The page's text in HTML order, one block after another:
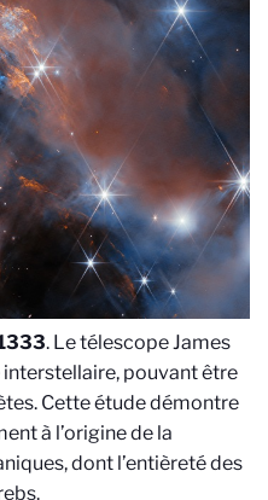
. Le télescope James
pouvant être
Cette étude démontre
à l’origine de la
dont l’entièreté des